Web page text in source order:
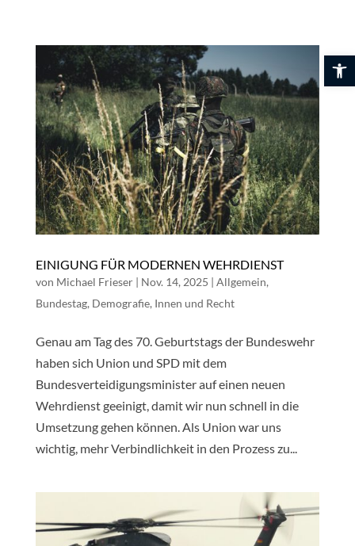
EINIGUNG FÜR MODERNEN WEHRDIENST
von Michael Frieser| Nov. 14, 2025 | Allgemein,
Bundestag, Demografie, Innen und Recht
Genau am Tag des 70. Geburtstags der Bundeswehr
haben sich Union und SPD mit dem
Bundesverteidigungsminister auf einen neuen
Wehrdienst geeinigt, damit wir nun schnell in die
Umsetzung gehen können. Als Union war uns
wichtig, mehr Verbindlichkeit in den Prozess zu...